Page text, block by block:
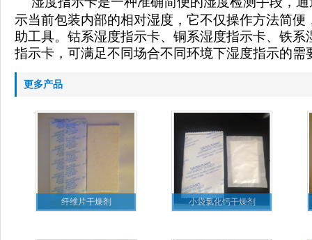
示当前包装内部的相对湿度，它不仅操作方法简
助工具。钴系湿度指示卡、铜系湿度指示卡、铁
指示卡，可满足不同场合不同环境下湿度指示的需
更多产品
纤维片干燥剂 小袋氯化钙干燥剂